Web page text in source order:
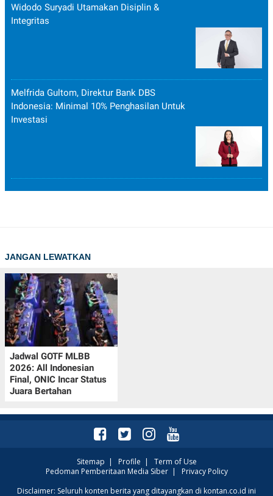
Widodo Suryadi Utamakan Disiplin &
Integritas
Melfrida Gultom, Direktur Bank DBS
Indonesia: Minimal 10% Penghasilan Untuk
Investasi
JANGAN LEWATKAN
Jadwal GOTF MLBB
2026: All Indonesian
Final, ONIC Incar Status
Juara Bertahan
Sitemap | Profile | Term of Use
Pedoman Pemberitaan Media Siber| Privacy Policy
Disclaimer: Seluruh konten berita yang ditayangkan di kontan.co.id ini